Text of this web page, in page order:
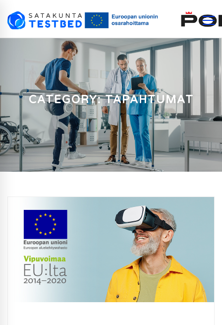
CATEGORY: TAPAHTUMAT